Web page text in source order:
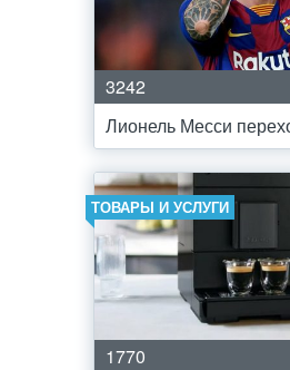
3242
Лионель Месси
ТОВАРЫ И УСЛУГИ
1770